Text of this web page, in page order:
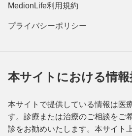
MedionLife利用規約
プライバシーポリシー
本サイトにおける情
本サイトで提供している情報は医
す。診療または治療のご相談をご
診をお勧めいたします。本サイト